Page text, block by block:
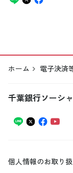
ホーム 電子決済
千葉銀行ソーシ
個人情報のお取り